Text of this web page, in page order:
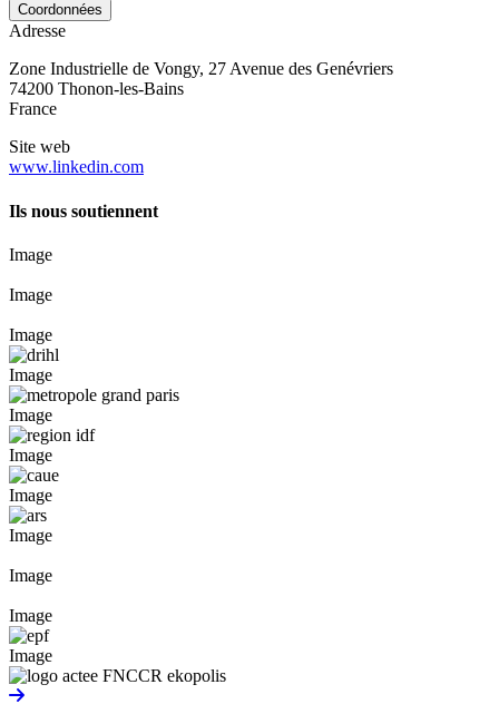
Coordonnées
Adresse
Zone Industrielle de Vongy, 27 Avenue des Genévriers
74200 Thonon‑les‑Bains
France
Site web
www.linkedin.com
Ils nous soutiennent
Image
Image
Image
Image
Image
Image
Image
Image
Image
Image
Image